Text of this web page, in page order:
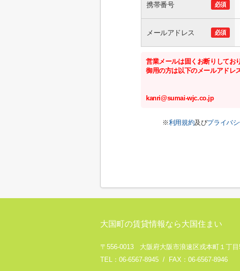
携帯番号 必須
メールアドレス 必須
営業メールは固くお断りしてお
御用の方は以下のメールアドレ
kanri@sumai-wjc.co.jp
※利用規約及びプライバ
大国町の賃貸情報なら大国住まい
〒556-0013 大阪府大阪市浪速区戎本町１丁目
TEL：06-6567-8945 / FAX：06-6567-8946